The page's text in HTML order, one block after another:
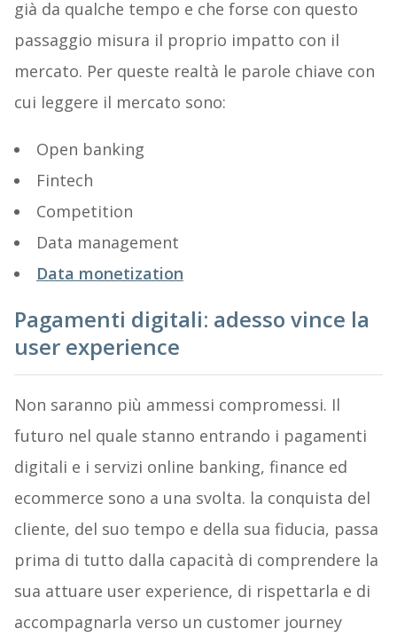
già da qualche tempo e che forse con questo
passaggio misura il proprio impatto con il
mercato. Per queste realtà le parole chiave con
cui leggere il mercato sono:
Open banking
Fintech
Competition
Data management
Data monetization
Pagamenti digitali: adesso vince la
user experience
Non saranno più ammessi compromessi. Il
futuro nel quale stanno entrando i pagamenti
digitali e i servizi online banking, finance ed
ecommerce sono a una svolta. la conquista del
cliente, del suo tempo e della sua fiducia, passa
prima di tutto dalla capacità di comprendere la
sua attuare user experience, di rispettarla e di
accompagnarla verso un customer journey